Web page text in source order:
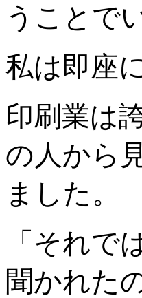
うことで
私は即座
印刷業は
の人から
ました。
「それで
聞かれた